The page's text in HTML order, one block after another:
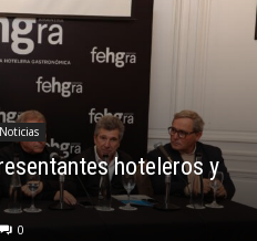
Noticias
hoteleros y
0